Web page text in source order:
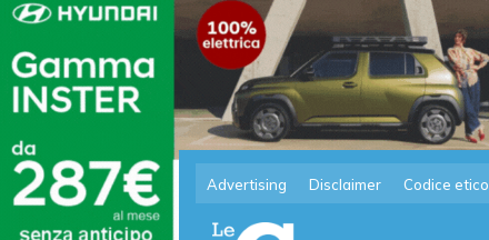
Advertising Disclaimer Codice etico